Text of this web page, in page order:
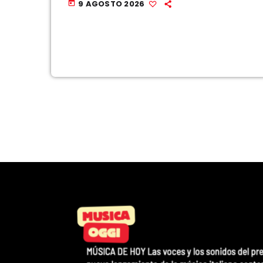
adoptada a última hora de la tarde del
today 9 AGOSTO 2026